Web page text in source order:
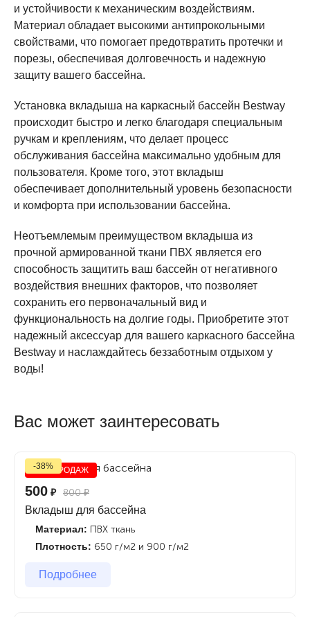
и устойчивости к механическим воздействиям.
Материал обладает высокими антипрокольными
свойствами, что помогает предотвратить протечки и
порезы, обеспечивая долговечность и надежную
защиту вашего бассейна.
Установка вкладыша на каркасный бассейн Bestway
происходит быстро и легко благодаря специальным
ручкам и креплениям, что делает процесс
обслуживания бассейна максимально удобным для
пользователя. Кроме того, этот вкладыш
обеспечивает дополнительный уровень безопасности
и комфорта при использовании бассейна.
Неотъемлемым преимуществом вкладыша из
прочной армированной ткани ПВХ является его
способность защитить ваш бассейн от негативного
воздействия внешних факторов, что позволяет
сохранить его первоначальный вид и
функциональность на долгие годы. Приобретите этот
надежный аксессуар для вашего каркасного бассейна
Bestway и наслаждайтесь беззаботным отдыхом у
воды!
Вас может заинтересовать
ХИТ ПРОДАЖ
-38%
500 ₽ 800₽
Вкладыш для бассейна
Материал: ПВХ ткань
Плотность: 650 г/м2 и 900 г/м2
Подробнее